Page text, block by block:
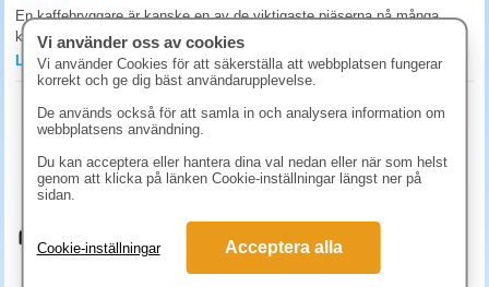
En kaffebryggare är kanske en av de viktigaste pjäserna på många
kontor. Runt den samlas folk och tar en liten paus, småsnackar och
njuter av en kopp kaffe och fika. I Sverige dricker vi mer kaffe än på de
flesta andra platser, och många koppar avnjuts på just arbetsplatsen.
erbjuder vi kaffebryggare från en rad olika välkända varumärken, som
exempelvis storsäljaren Moccamaster, OBH Nordica och Crem. I vårt
sortiment hittar du varianter med dubbla bryggsystem och inbyggd
termoskanna som håller kaffet varmt under långa perioder.
Därför ska det finnas en bra kaffebryggare på
varje kontor
Läs mer »
AO polished silver
3-9 dagar
KÖP
Vi använder oss av cookies
Vi använder Cookies för att säkerställa att webbplatsen fungerar
korrekt och ge dig bäst användarupplevelse.
De används också för att samla in och analysera information om
webbplatsens användning.
Du kan acceptera eller hantera dina val nedan eller när som helst
genom att klicka på länken Cookie-inställningar längst ner på
sidan.
Cookie-inställningar Acceptera alla